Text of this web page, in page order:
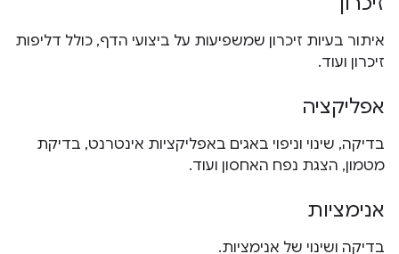
איתור בעיות זיכרון שמשפיעות על ביצועי הדף, כולל דליפות
זיכרון ועוד.
אפליקציה
בדיקה, שינוי וניפוי באגים באפליקציות אינטרנט, בדיקת
מטמון, הצגת נפח האחסון ועוד.
אנימציות
בדיקה ושינוי של אנימציות.